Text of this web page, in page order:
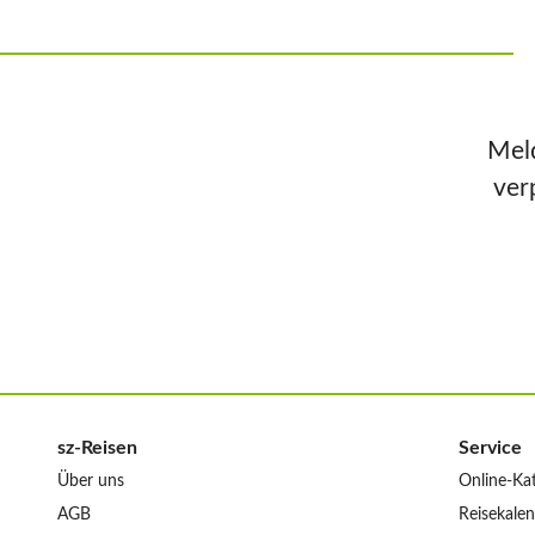
sz-Reisen
Über uns
AGB
Service
Online-